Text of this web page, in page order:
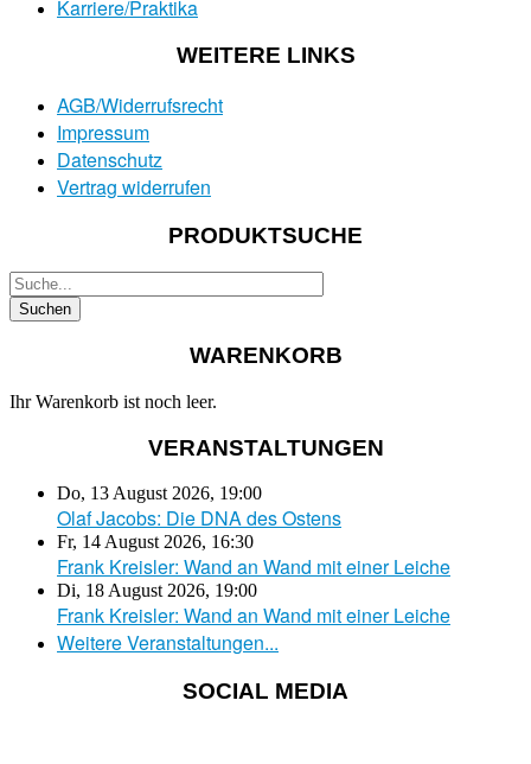
Karriere/Praktika
WEITERE LINKS
AGB/Widerrufsrecht
Impressum
Datenschutz
Vertrag widerrufen
PRODUKTSUCHE
WARENKORB
Ihr Warenkorb ist noch leer.
VERANSTALTUNGEN
Do, 13 August 2026, 19:00
Olaf Jacobs: Die DNA des Ostens
Fr, 14 August 2026, 16:30
Frank Kreisler: Wand an Wand mit einer Leiche
Di, 18 August 2026, 19:00
Frank Kreisler: Wand an Wand mit einer Leiche
Weitere Veranstaltungen...
SOCIAL MEDIA